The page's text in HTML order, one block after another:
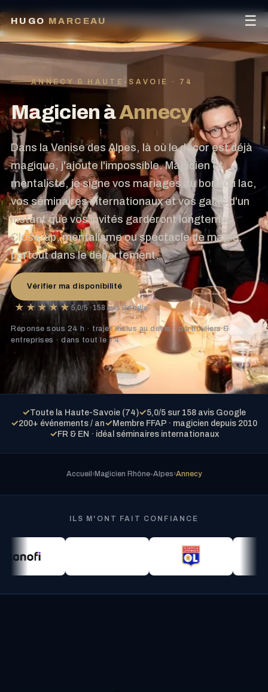
HUGO MARCEAU ☰
ANNECY & HAUTE-SAVOIE · 74
Magicien àAnnecy
Dans la Venise des Alpes, là où le décor est déjà
magique, j'ajoute l'impossible. Magicien et
mentaliste, je signe vos mariages au bord du lac,
vos séminaires internationaux et vos galas d'un
instant que vos invités garderont longtemps.
Close-up, mentalisme ou spectacle de magie,
partout dans le département.
Vérifier ma disponibilité
★★★★★5,0/5 · 158 avis Google
Réponse sous 24 h · trajet inclus au devis · particuliers &
entreprises · dans tout le 74
✓Toute la Haute-Savoie (74)✓5,0/5 sur 158 avis Google
✓200+ événements / an✓Membre FFAP · magicien depuis 2010
✓FR & EN · idéal séminaires internationaux
Accueil Magicien Rhône-Alpes Annecy
ILS M'ONT FAIT CONFIANCE